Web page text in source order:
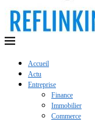
Accueil
Actu
Entreprise
Finance
Immobilier
Commerce